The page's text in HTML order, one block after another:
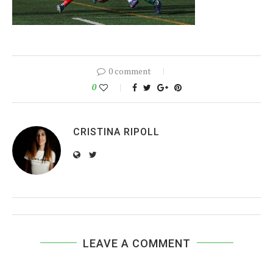
0 comment
0
CRISTINA RIPOLL
LEAVE A COMMENT